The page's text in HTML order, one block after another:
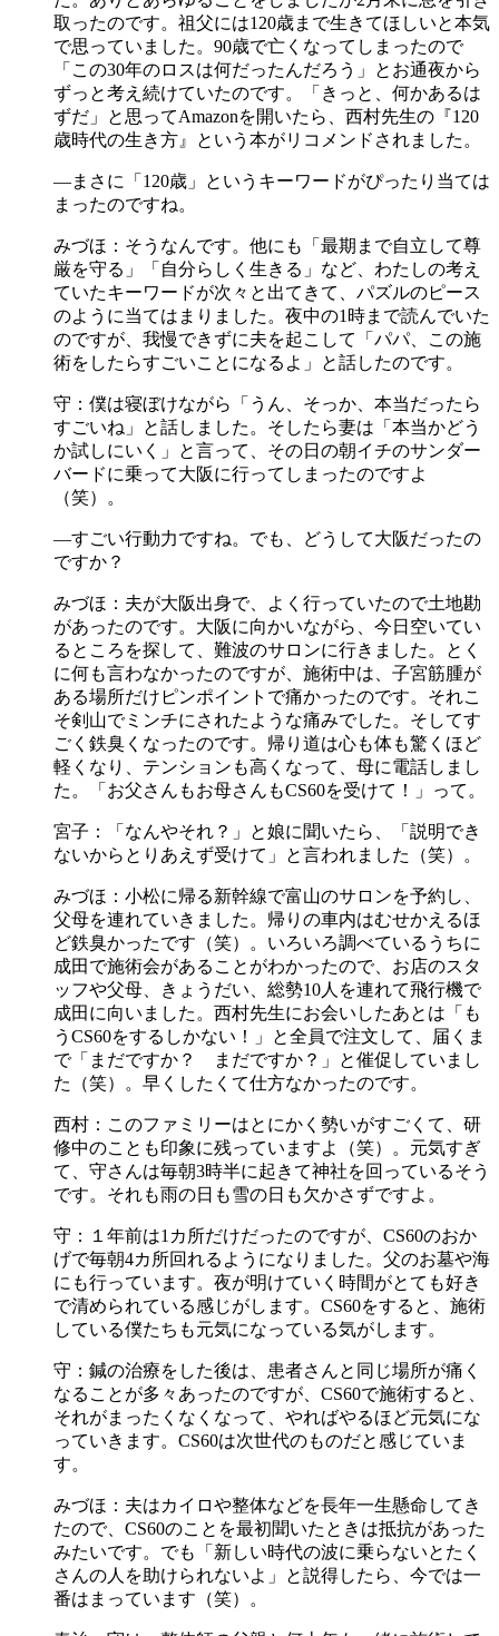
取ったのです。祖父には120歳まで生きてほしいと本気
で思っていました。90歳で亡くなってしまったので
「この30年のロスは何だったんだろう」とお通夜から
ずっと考え続けていたのです。「きっと、何かあるは
ずだ」と思ってAmazonを開いたら、西村先生の『120
歳時代の生き方』という本がリコメンドされました。
―まさに「120歳」というキーワードがぴったり当ては
まったのですね。
みづほ：そうなんです。他にも「最期まで自立して尊
厳を守る」「自分らしく生きる」など、わたしの考え
ていたキーワードが次々と出てきて、パズルのピース
のように当てはまりました。夜中の1時まで読んでいた
のですが、我慢できずに夫を起こして「パパ、この施
術をしたらすごいことになるよ」と話したのです。
守：僕は寝ぼけながら「うん、そっか、本当だったら
すごいね」と話しました。そしたら妻は「本当かどう
か試しにいく」と言って、その日の朝イチのサンダー
バードに乗って大阪に行ってしまったのですよ
（笑）。
―すごい行動力ですね。でも、どうして大阪だったの
ですか？
みづほ：夫が大阪出身で、よく行っていたので土地勘
があったのです。大阪に向かいながら、今日空いてい
るところを探して、難波のサロンに行きました。とく
に何も言わなかったのですが、施術中は、子宮筋腫が
ある場所だけピンポイントで痛かったのです。それこ
そ剣山でミンチにされたような痛みでした。そしてす
ごく鉄臭くなったのです。帰り道は心も体も驚くほど
軽くなり、テンションも高くなって、母に電話しまし
た。「お父さんもお母さんもCS60を受けて！」って。
宮子：「なんやそれ？」と娘に聞いたら、「説明でき
ないからとりあえず受けて」と言われました（笑）。
みづほ：小松に帰る新幹線で富山のサロンを予約し、
父母を連れていきました。帰りの車内はむせかえるほ
ど鉄臭かったです（笑）。いろいろ調べているうちに
成田で施術会があることがわかったので、お店のスタ
ッフや父母、きょうだい、総勢10人を連れて飛行機で
成田に向いました。西村先生にお会いしたあとは「も
うCS60をするしかない！」と全員で注文して、届くま
で「まだですか？ まだですか？」と催促していまし
た（笑）。早くしたくて仕方なかったのです。
西村：このファミリーはとにかく勢いがすごくて、研
修中のことも印象に残っていますよ（笑）。元気すぎ
て、守さんは毎朝3時半に起きて神社を回っているそう
です。それも雨の日も雪の日も欠かさずですよ。
守：１年前は1カ所だけだったのですが、CS60のおか
げで毎朝4カ所回れるようになりました。父のお墓や海
にも行っています。夜が明けていく時間がとても好き
で清められている感じがします。CS60をすると、施術
している僕たちも元気になっている気がします。
守：鍼の治療をした後は、患者さんと同じ場所が痛く
なることが多々あったのですが、CS60で施術すると、
それがまったくなくなって、やればやるほど元気にな
っていきます。CS60は次世代のものだと感じていま
す。
みづほ：夫はカイロや整体などを長年一生懸命してき
たので、CS60のことを最初聞いたときは抵抗があった
みたいです。でも「新しい時代の波に乗らないとたく
さんの人を助けられないよ」と説得したら、今では一
番はまっています（笑）。